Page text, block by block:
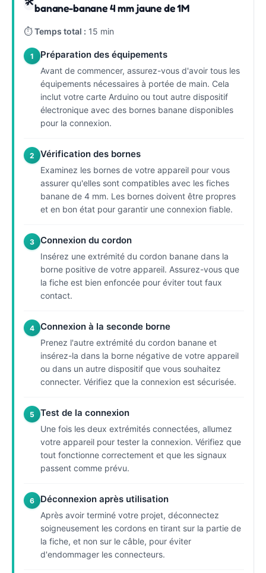
banane-banane 4 mm jaune de 1M
⏱Temps total : 15 min
1 Préparation des équipements
Avant de commencer, assurez-vous d'avoir tous les
équipements nécessaires à portée de main. Cela
inclut votre carte Arduino ou tout autre dispositif
électronique avec des bornes banane disponibles
pour la connexion.
2 Vérification des bornes
Examinez les bornes de votre appareil pour vous
assurer qu'elles sont compatibles avec les fiches
banane de 4 mm. Les bornes doivent être propres
et en bon état pour garantir une connexion fiable.
3 Connexion du cordon
Insérez une extrémité du cordon banane dans la
borne positive de votre appareil. Assurez-vous que
la fiche est bien enfoncée pour éviter tout faux
contact.
4 Connexion à la seconde borne
Prenez l'autre extrémité du cordon banane et
insérez-la dans la borne négative de votre appareil
ou dans un autre dispositif que vous souhaitez
connecter. Vérifiez que la connexion est sécurisée.
5 Test de la connexion
Une fois les deux extrémités connectées, allumez
votre appareil pour tester la connexion. Vérifiez que
tout fonctionne correctement et que les signaux
passent comme prévu.
6 Déconnexion après utilisation
Après avoir terminé votre projet, déconnectez
soigneusement les cordons en tirant sur la partie de
la fiche, et non sur le câble, pour éviter
d'endommager les connecteurs.